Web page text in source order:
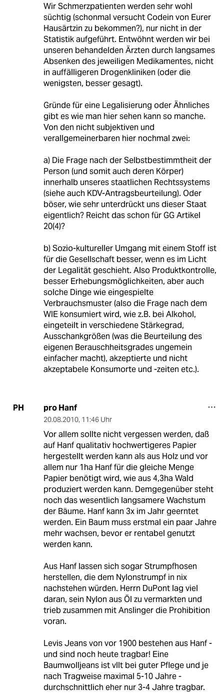
Wir Schmerzpatienten werden sehr wohl
süchtig (schonmal versucht Codein von Eurer
Hausärtzin zu bekommen?), nur nicht in der
Statistik aufgeführt. Entwöhnt werden wir bei
unseren behandelden Ärzten durch langsames
Absenken des jeweiligen Medikamentes, nicht
in auffälligeren Drogenkliniken (oder die
wenigsten, besser gesagt).
Gründe für eine Legalisierung oder Ähnliches
gibt es wie man hier sehen kann so manche.
Von den nicht subjektiven und
verallgemeinerbaren hier nochmal zwei:
a) Die Frage nach der Selbstbestimmtheit der
Person (und somit auch deren Körper)
innerhalb unseres staatlichen Rechtssystems
(siehe auch KDV-Antragsbeurteilung). Oder
böser, wie sehr unterdrückt uns dieser Staat
eigentlich? Reicht das schon für GG Artikel
20(4)?
b) Sozio-kultureller Umgang mit einem Stoff ist
für die Gesellschaft besser, wenn es im Licht
der Legalität geschieht. Also Produktkontrolle,
besser Erhebungsmöglichkeiten, aber auch
solche Dinge wie eingespielte
Verbrauchsmuster (also die Frage nach dem
WIE konsumiert wird, wie z.B. bei Alkohol,
eingeteilt in verschiedene Stärkegrad,
Ausschankgrößen (was die Beurteilung des
eigenen Berauschheitsgrades ungemein
einfacher macht), akzeptierte und nicht
akzeptabele Konsumorte und -zeiten etc.).
PH pro Hanf
20.08.2010, 11:46 Uhr
Vor allem sollte nicht vergessen werden, daß
auf Hanf qualitativ hochwertigeres Papier
hergestellt werden kann als aus Holz und vor
allem nur 1ha Hanf für die gleiche Menge
Papier benötigt wird, wie aus 4,3ha Wald
produziert werden kann. Demgegenüber steht
noch das wesentlich langsamere Wachstum
der Bäume. Hanf kann 3x im Jahr geerntet
werden. Ein Baum muss erstmal ein paar Jahre
mehr wachsen, bevor er rentabel genutzt
werden kann.
Aus Hanf lassen sich sogar Strumpfhosen
herstellen, die dem Nylonstrumpf in nix
nachstehen würden. Herrn DuPont lag viel
daran, sein Nylon aus Öl zu vermarkten und
trieb zusammen mit Anslinger die Prohibition
voran.
Levis Jeans von vor 1900 bestehen aus Hanf -
und sind noch heute tragbar! Eine
Baumwolljeans ist vllt bei guter Pflege und je
nach Tragweise maximal 5-10 Jahre -
durchschnittlich eher nur 3-4 Jahre tragbar.